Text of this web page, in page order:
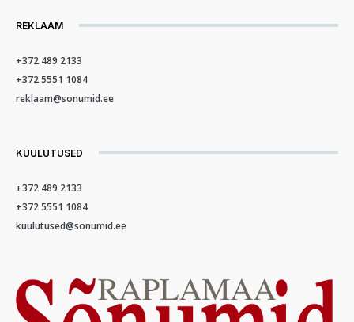
REKLAAM
+372 489 2133
+372 5551 1084
reklaam@sonumid.ee
KUULUTUSED
+372 489 2133
+372 5551 1084
kuulutused@sonumid.ee